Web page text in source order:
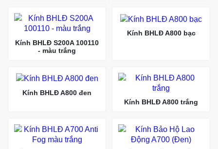
Kính BHLĐ S200A 100110
- màu trắng
Kính BHLĐ A800 bạc
Kính BHLĐ A800 đen
Kính BHLĐ A800 trắng